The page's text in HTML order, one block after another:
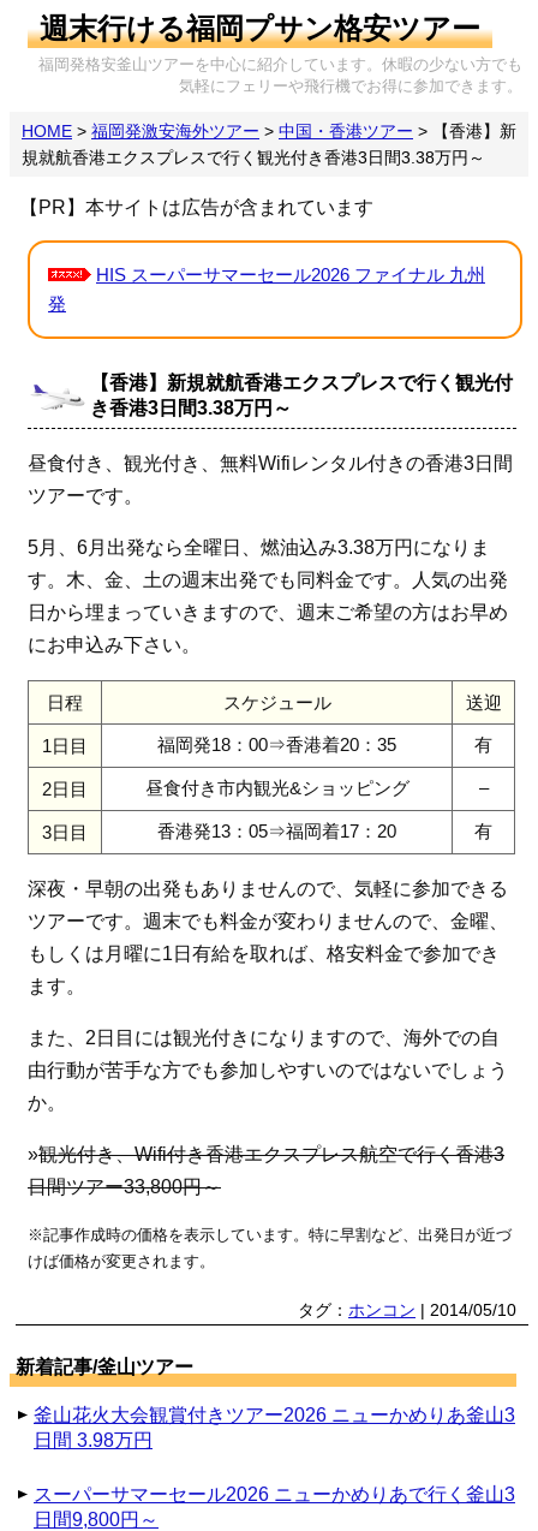
週末行ける福岡プサン格安ツアー
福岡発格安釜山ツアーを中心に紹介しています。休暇の少ない方でも
気軽にフェリーや飛行機でお得に参加できます。
HOME > 福岡発激安海外ツアー > 中国・香港ツアー >
【香港】新
規就航香港エクスプレスで行く観光付き香港3日間3.38万円～
【PR】本サイトは広告が含まれています
HIS スーパーサマーセール2026 ファイナル 九州
発
【香港】新規就航香港エクスプレスで行く観光付
き香港3日間3.38万円～
昼食付き、観光付き、無料Wifiレンタル付きの香港3日間
ツアーです。
5月、6月出発なら全曜日、燃油込み3.38万円になりま
す。木、金、土の週末出発でも同料金です。人気の出発
日から埋まっていきますので、週末ご希望の方はお早め
にお申込み下さい。
日程 スケジュール 送迎
1日目 福岡発18：00⇒香港着20：35 有
2日目 昼食付き市内観光&ショッピング –
3日目 香港発13：05⇒福岡着17：20 有
深夜・早朝の出発もありませんので、気軽に参加できる
ツアーです。週末でも料金が変わりませんので、金曜、
もしくは月曜に1日有給を取れば、格安料金で参加でき
ます。
また、2日目には観光付きになりますので、海外での自
由行動が苦手な方でも参加しやすいのではないでしょう
か。
»観光付き、Wifi付き香港エクスプレス航空で行く香港3
日間ツアー33,800円～
※記事作成時の価格を表示しています。特に早割など、出発日が近づ
けば価格が変更されます。
タグ： ホンコン | 2014/05/10
新着記事/釜山ツアー
釜山花火大会観賞付きツアー2026 ニューかめりあ釜山3
日間 3.98万円
スーパーサマーセール2026 ニューかめりあで行く釜山3
日間9,800円～